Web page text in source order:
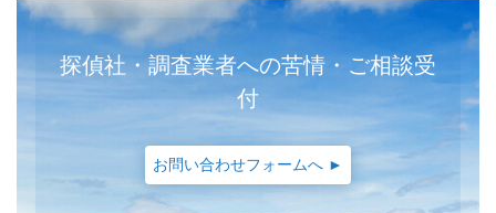
探偵社・調査業者への苦情・ご相談受
付
お問い合わせフォームへ ►